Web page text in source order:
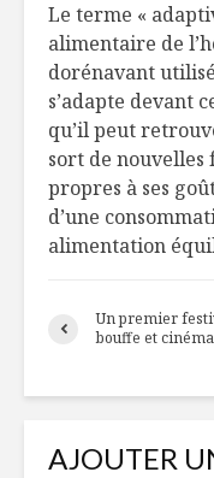
Le terme «
alimentaire de
dorénavant
s’adapte devant
qu’il peut
sort de nouvelles
propres à ses
d’une
alimentation
Un premier
bouffe et cinéma
AJOUTER